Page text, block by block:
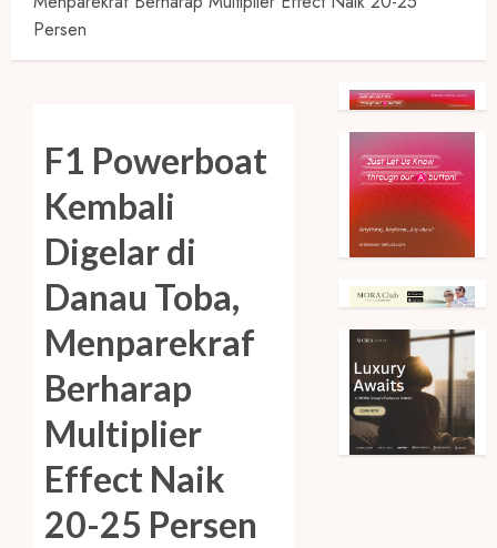
Persen
F1 Powerboat
Kembali
Digelar di
Danau Toba,
Menparekraf
Berharap
Multiplier
Effect Naik
20-25 Persen